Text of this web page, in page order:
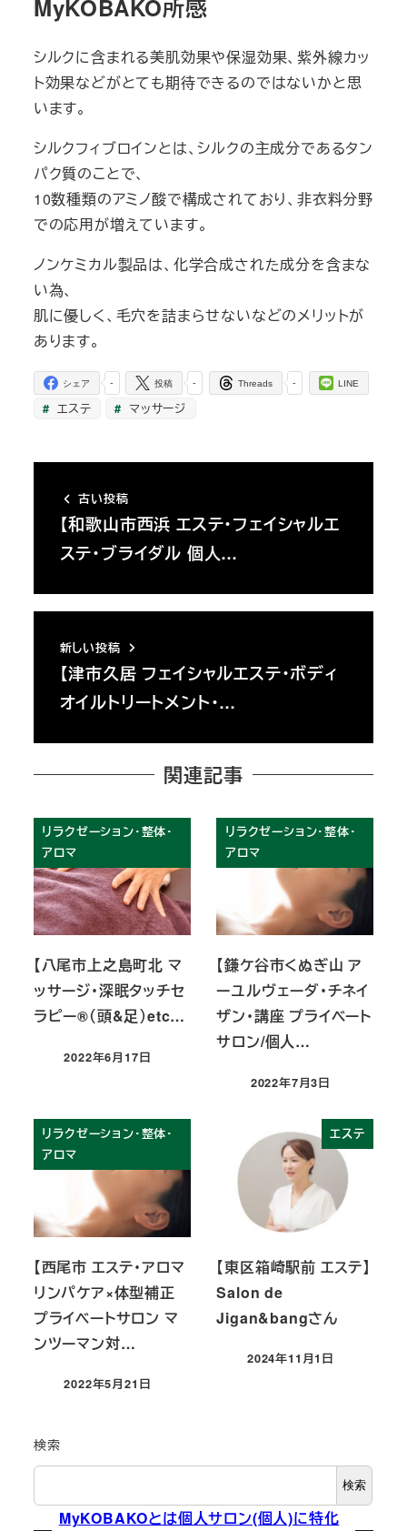
MyKOBAKO所感
シルクに含まれる美肌効果や保湿効果、紫外線カッ
ト効果などがとても期待できるのではないかと思
います。
シルクフィブロインとは、シルクの主成分であるタン
パク質のことで、
10数種類のアミノ酸で構成されており、非衣料分野
での応用が増えています。
ノンケミカル製品は、化学合成された成分を含まな
い為、
肌に優しく、毛穴を詰まらせないなどのメリットが
あります。
-
シェア -
投稿 -
Threads LINE
エステ マッサージ
古い投稿
【和歌山市西浜 エステ・フェイシャルエ
ステ・ブライダル 個人…
新しい投稿
【津市久居 フェイシャルエステ・ボディ
オイルトリートメント・…
関連記事
リラクゼーション・整体・
アロマ
【八尾市上之島町北 マ
ッサージ・深眠タッチセ
ラピー®︎（頭&足）etc…
投稿日
2022年6月17日
リラクゼーション・整体・
アロマ
【鎌ケ谷市くぬぎ山 ア
ーユルヴェーダ・チネイ
ザン・講座 プライベート
サロン/個人…
投稿日
2022年7月3日
リラクゼーション・整体・
アロマ
【西尾市 エステ・アロマ
リンパケア×体型補正
プライベートサロン マ
ンツーマン対…
投稿日
2022年5月21日
エステ
【東区箱崎駅前 エステ】
Salon de
Jigan&bangさん
投稿日
2024年11月1日
検索
検索
MyKOBAKOとは個人サロン(個人)に特化